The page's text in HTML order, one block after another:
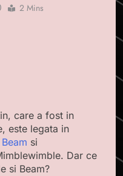
2 Mins
care a fost in
este legata in
si
Dar ce
si Beam?